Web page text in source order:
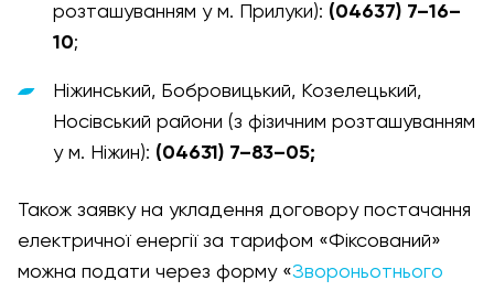
розташуванням у м. Прилуки): (04637) 7–16–
10;
Ніжинський, Бобровицький, Козелецький,
Носівський райони (з фізичним розташуванням
у м. Ніжин): (04631) 7–83–05;
Також заявку на укладення договору постачання
електричної енергії за тарифом «Фіксований»
можна подати через форму «Звороньотнього